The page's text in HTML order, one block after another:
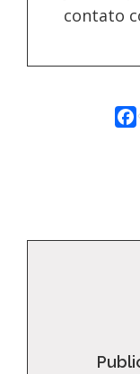
contato